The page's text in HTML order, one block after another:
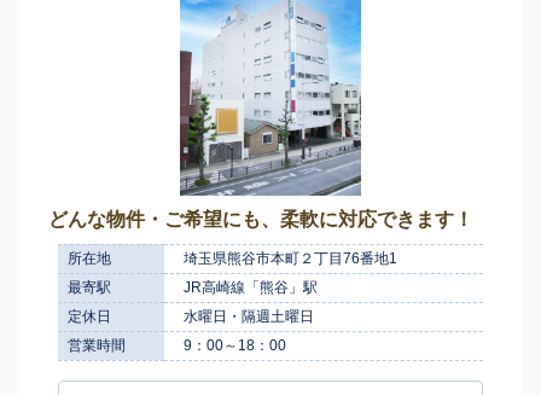
どんな物件・ご希望にも、柔軟に対応できます！
所在地
埼玉県熊谷市本町２丁目76番地1
最寄駅
JR高崎線「熊谷」駅
定休日
水曜日・隔週土曜日
営業時間
9：00～18：00